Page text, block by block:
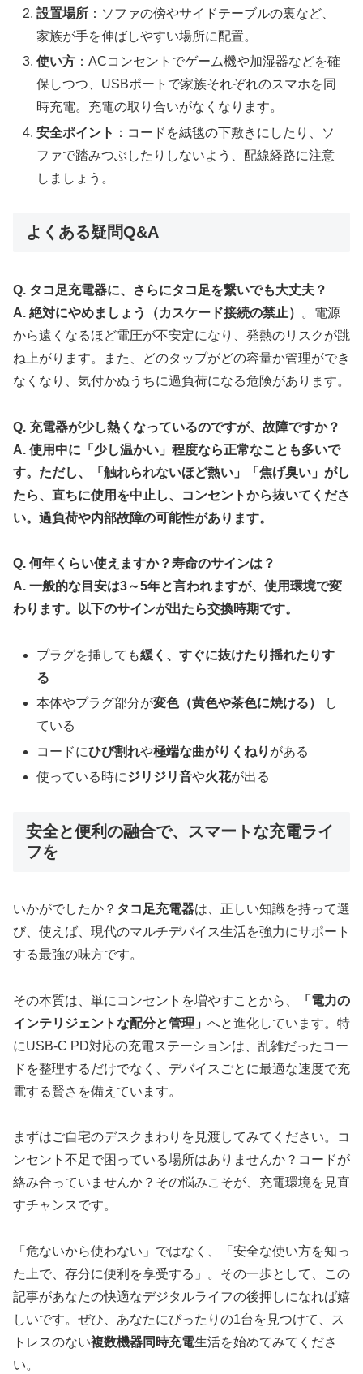
設置場所 ：ソファの傍やサイドテーブルの裏など、
家族が手を伸ばしやすい場所に配置。
使い方 ：ACコンセントでゲーム機や加湿器などを確
保しつつ、USBポートで家族それぞれのスマホを同
時充電。充電の取り合いがなくなります。
安全ポイント ：コードを絨毯の下敷きにしたり、ソ
ファで踏みつぶしたりしないよう、配線経路に注意
しましょう。
よくある疑問Q&A
Q. タコ足充電器に、さらにタコ足を繋いでも大丈夫？
A. 絶対にやめましょう（カスケード接続の禁止）
。電源
から遠くなるほど電圧が不安定になり、発熱のリスクが跳
ね上がります。また、どのタップがどの容量か管理ができ
なくなり、気付かぬうちに過負荷になる危険があります。
Q. 充電器が少し熱くなっているのですが、故障ですか？
A. 使用中に「少し温かい」程度なら正常なことも多いで
す。ただし、「触れられないほど熱い」「焦げ臭い」がし
たら、直ちに使用を中止し、コンセントから抜いてくださ
い。過負荷や内部故障の可能性があります。
Q. 何年くらい使えますか？寿命のサインは？
A. 一般的な目安は3～5年と言われますが、使用環境で変
わります。以下のサインが出たら交換時期です。
プラグを挿しても緩く、すぐに抜けたり揺れたりす
る
本体やプラグ部分が変色（黄色や茶色に焼ける）
し
ている
コードにひび割れや極端な曲がりくねり がある
使っている時にジリジリ音や火花が出る
安全と便利の融合で、スマートな充電ライ
フを
いかがでしたか？ タコ足充電器は、正しい知識を持って選
び、使えば、現代のマルチデバイス生活を強力にサポート
する最強の味方です。
その本質は、単にコンセントを増やすことから、
「電力の
インテリジェントな配分と管理」 へと進化しています。特
にUSB-C PD対応の充電ステーションは、乱雑だったコー
ドを整理するだけでなく、デバイスごとに最適な速度で充
電する賢さを備えています。
まずはご自宅のデスクまわりを見渡してみてください。コ
ンセント不足で困っている場所はありませんか？コードが
絡み合っていませんか？その悩みこそが、充電環境を見直
すチャンスです。
「危ないから使わない」ではなく、「安全な使い方を知っ
た上で、存分に便利を享受する」。その一歩として、この
記事があなたの快適なデジタルライフの後押しになれば嬉
しいです。ぜひ、あなたにぴったりの1台を見つけて、ス
トレスのない複数機器同時充電生活を始めてみてくださ
い。